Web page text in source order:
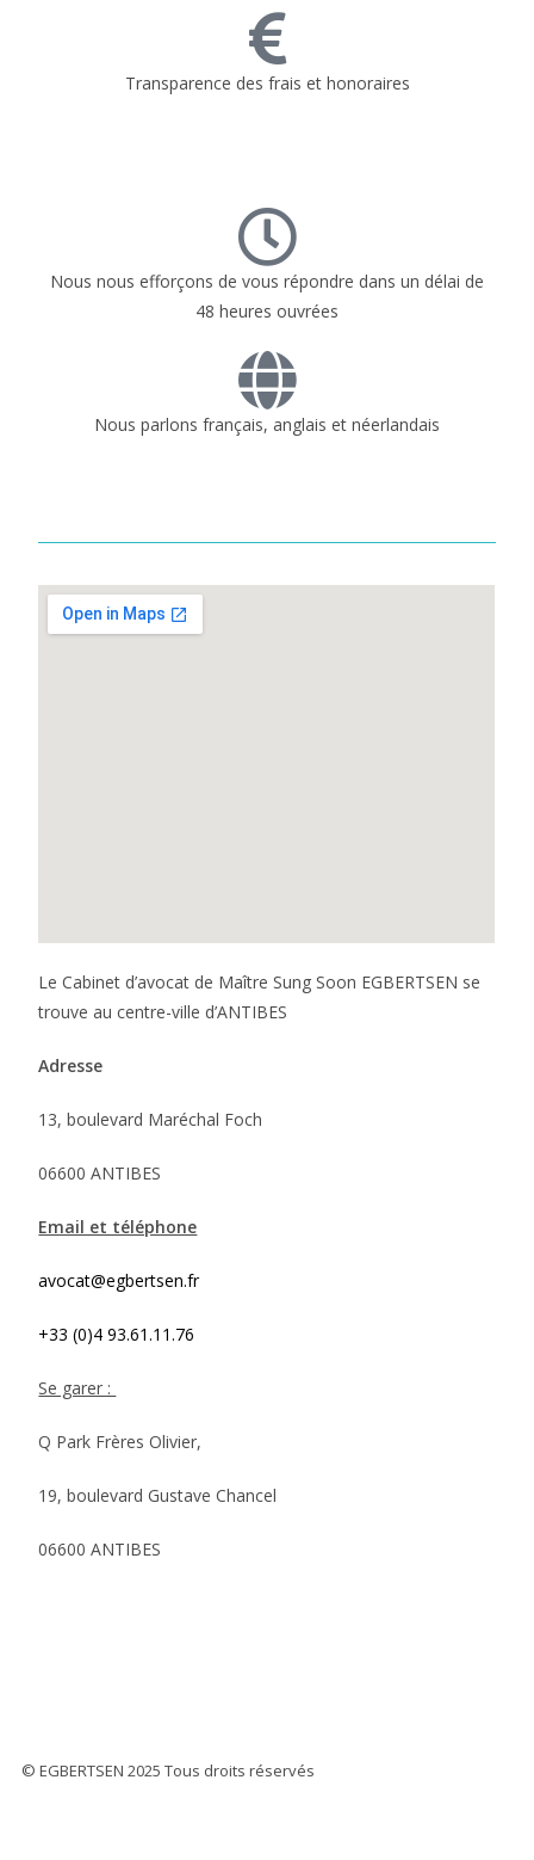
Transparence des frais et honoraires
Nous nous efforçons de vous répondre dans un délai de
48 heures ouvrées
Nous parlons français, anglais et néerlandais
Le Cabinet d’avocat de Maître Sung Soon EGBERTSEN se
trouve au centre-ville d’ANTIBES
Adresse
13, boulevard Maréchal Foch
06600 ANTIBES
Email et téléphone
avocat@egbertsen.fr
+33 (0)4 93.61.11.76
Se garer :
Q Park Frères Olivier,
19, boulevard Gustave Chancel
06600 ANTIBES
© EGBERTSEN 2025 Tous droits réservés